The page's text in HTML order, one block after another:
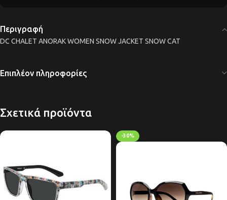
Περιγραφή
DC CHALET ANORAK WOMEN SNOW JACKET SNOW CAT
Επιπλέον πληροφορίες
Σχετικά προϊόντα
-30%